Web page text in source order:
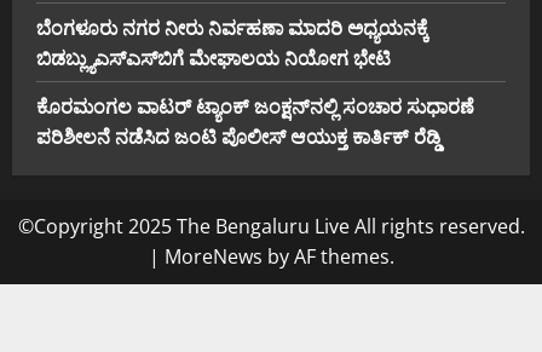
ಬೆಂಗಳೂರು ನಗರ ನೀರು ನಿರ್ವಹಣಾ ಮಾದರಿ ಅಧ್ಯಯನಕ್ಕೆ
ಬಿ‌ಡಬ್ಲ್ಯು‌ಎಸ್‌ಎಸ್‌ಬಿಗೆ ಮೇಘಾಲಯ ನಿಯೋಗ ಭೇಟಿ
ಕೊರಮಂಗಲ ವಾಟರ್ ಟ್ಯಾಂಕ್ ಜಂಕ್ಷನ್‌ನಲ್ಲಿ ಸಂಚಾರ ಸುಧಾರಣೆ
ಪರಿಶೀಲನೆ ನಡೆಸಿದ ಜಂಟಿ ಪೊಲೀಸ್ ಆಯುಕ್ತ ಕಾರ್ತಿಕ್ ರೆಡ್ಡಿ
©Copyright 2025 The Bengaluru Live All rights reserved.
| MoreNews by AF themes.